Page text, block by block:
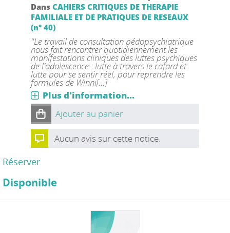
Dans CAHIERS CRITIQUES DE THERAPIE
FAMILIALE ET DE PRATIQUES DE RESEAUX
(n° 40)
"Le travail de consultation pédopsychiatrique
nous fait rencontrer quotidiennement les
manifestations cliniques des luttes psychiques
de l'adolescence : lutte à travers le cafard et
lutte pour se sentir réel, pour reprendre les
formules de Winni[...]
Plus d'information...
Ajouter au panier
Aucun avis sur cette notice.
Réserver
Disponible